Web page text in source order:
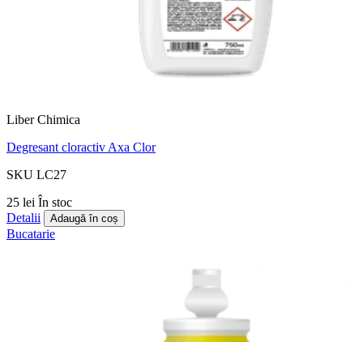
Liber Chimica
Degresant cloractiv Axa Clor
SKU LC27
25 lei În stoc
Detalii
Adaugă în coș
Bucatarie